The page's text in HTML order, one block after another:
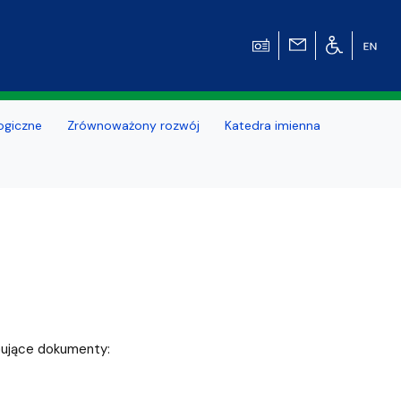
Zrównoważony rozwój Katedra imienna
dokumenty: